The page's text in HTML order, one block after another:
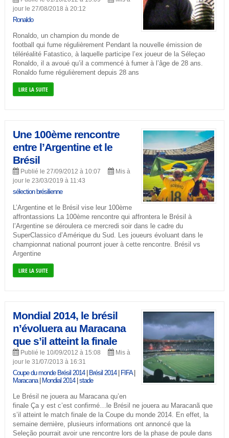
jour le 27/08/2018 à 20:12
Ronaldo
Ronaldo, un champion du monde de
football qui fume régulièrement Pendant la nouvelle émission de
téléréalité Fatastico, à laquelle participe l’ex joueur de la Séleçao
Ronaldo, il a avoué qu’il a commencé à fumer à l’âge de 28 ans.
Ronaldo fume régulièrement depuis 28 ans
LIRE LA SUITE
Une 100ème rencontre
entre l’Argentine et le
Brésil
Publié le 27/09/2012 à 10:07
Mis à
jour le 23/03/2019 à 11:43
sélection brésilienne
L’Argentine et le Brésil vise leur 100ème
affrontassions La 100ème rencontre qui affrontera le Brésil à
l’Argentine se déroulera ce mercredi soir dans le cadre du
SuperClassico d’Amérique du Sud. Les joueurs évoluant dans le
championnat national pourront jouer à cette rencontre. Brésil vs
Argentine
LIRE LA SUITE
Mondial 2014, le brésil
n’évoluera au Maracana
que s’il atteint la finale
Publié le 10/09/2012 à 15:08
Mis à
jour le 31/07/2013 à 16:31
Coupe du monde Brésil 2014| Brésil 2014| FIFA|
Maracana| Mondial 2014| stade
Le Brésil ne jouera au Maracana qu’en
finale Ça y est c’est confirmé…le Brésil ne jouera au Maracanã que
s’il atteint le match finale de la Coupe du monde 2014. En effet, la
semaine dernière, plusieurs informations ont annoncé que la
Seleção pourrait avoir une rencontre lors de la phase de poule dans